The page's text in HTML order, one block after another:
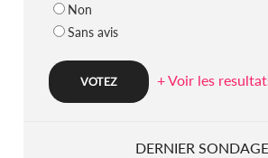
Non
Sans avis
+ Voir les
DERNIER SONDAGE